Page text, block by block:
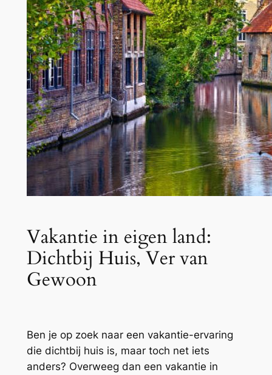
Vakantie in eigen land:
Dichtbij Huis, Ver van
Gewoon
Ben je op zoek naar een vakantie-ervaring
die dichtbij huis is, maar toch net iets
anders? Overweeg dan een vakantie in